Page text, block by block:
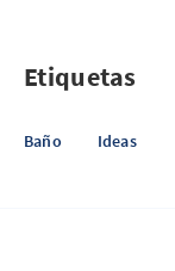
Etiquetas
Baño Ideas